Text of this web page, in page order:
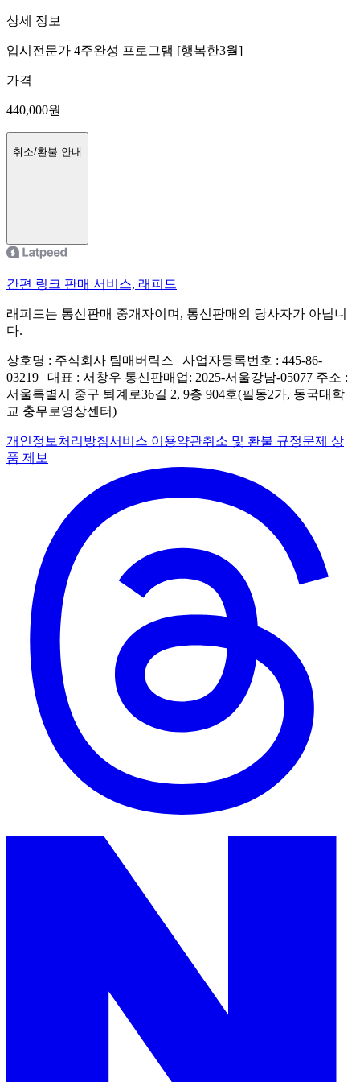
상세 정보
입시전문가 4주완성 프로그램 [행복한3월]
가격
440,000원
취소/환불 안내
간편 링크 판매 서비스, 래피드
래피드는 통신판매 중개자이며, 통신판매의 당사자가 아닙니
다.
상호명 : 주식회사 팀매버릭스 | 사업자등록번호 : 445-86-
03219 | 대표 : 서창우 통신판매업: 2025-서울강남-05077 주소 :
서울특별시 중구 퇴계로36길 2, 9층 904호(필동2가, 동국대학
교 충무로영상센터)
개인정보처리방침서비스 이용약관취소 및 환불 규정문제 상
품 제보